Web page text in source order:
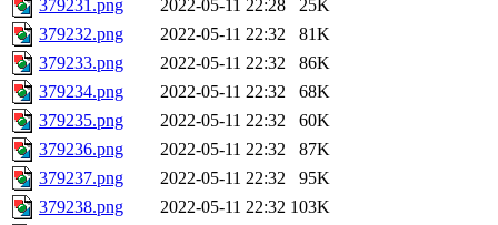
379231.png
2022-05-11 22:28
25K
379232.png
2022-05-11 22:32
81K
379233.png
2022-05-11 22:32
86K
379234.png
2022-05-11 22:32
68K
379235.png
2022-05-11 22:32
60K
379236.png
2022-05-11 22:32
87K
379237.png
2022-05-11 22:32
95K
379238.png
2022-05-11 22:32 103K